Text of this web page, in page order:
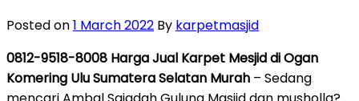
Posted on1 March 2022 By karpetmasjid
0812-9518-8008 Harga Jual Karpet Mesjid di Ogan
Komering Ulu Sumatera Selatan Murah – Sedang